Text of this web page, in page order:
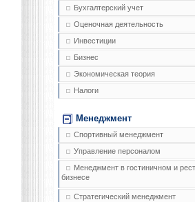
Бухгалтерский учет
Оценочная деятельность
Инвестиции
Бизнес
Экономическая теория
Налоги
Менеджмент
Спортивный менеджмент
Управление персоналом
Менеджмент в гостиничном и
бизнесе
Стратегический менеджмент